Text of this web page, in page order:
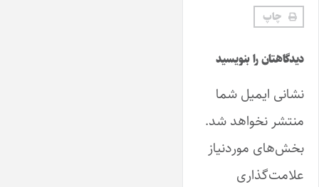
چاپ
دیدگاهتان را بنویسید
نشانی ایمیل شما
منتشر نخواهد شد.
بخش‌های موردنیاز
علامت‌گذاری